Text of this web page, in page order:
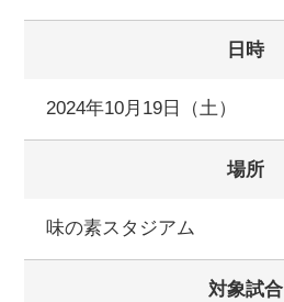
日時
2024年10月19日（土）
場所
味の素スタジアム
対象試合